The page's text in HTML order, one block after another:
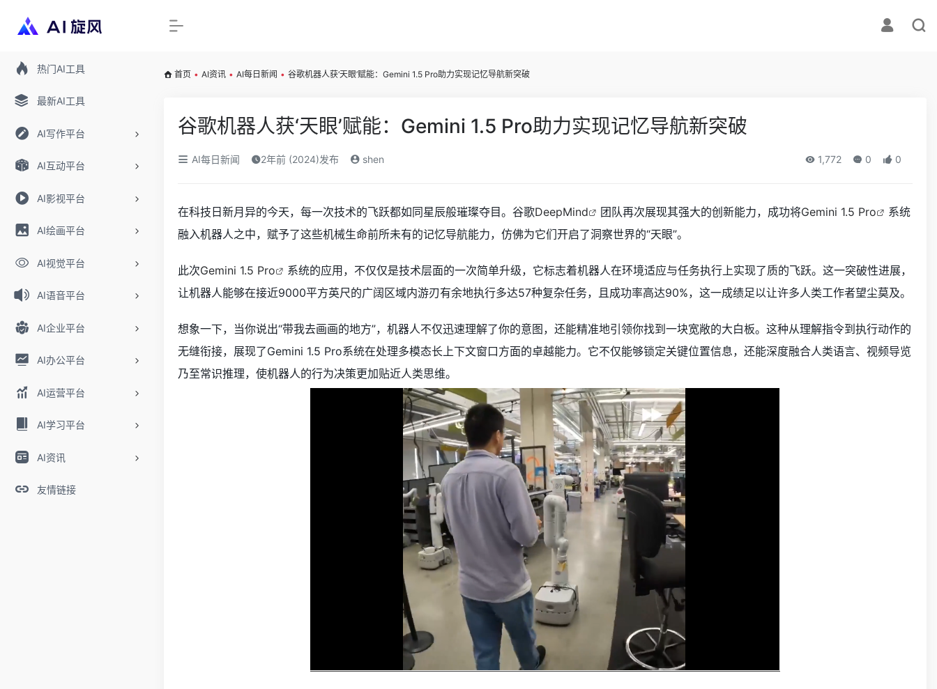
热门AI工具
最新AI工具
AI写作平台
AI互动平台
AI影视平台
AI绘画平台
AI视觉平台
AI语音平台
AI企业平台
AI办公平台
AI运营平台
AI学习平台
AI资讯
友情链接
首页 • AI资讯 • AI每日新闻 • 谷歌机器人获‘天眼’赋能：Gemini 1.5 Pro助力实现记忆导航新突破
谷歌机器人获‘天眼’赋能：Gemini 1.5 Pro助力实现记忆导航新突破
AI每日新闻 2年前 (2024)发布 shen 1,772 0 0
在科技日新月异的今天，每一次技术的飞跃都如同星辰般璀璨夺目。谷歌DeepMind 团队再次展现其强大的创新能力，成功将Gemini 1.5 Pro
系统
融入机器人之中，赋予了这些机械生命前所未有的记忆导航能力，仿佛为它们开启了洞察世界的“天眼”。
此次Gemini 1.5 Pro
系统的应用，不仅仅是技术层面的一次简单升级，它标志着机器人在环境适应与任务执行上实现了质的飞跃。这一突破性进展，
让机器人能够在接近9000平方英尺的广阔区域内游刃有余地执行多达57种复杂任务，且成功率高达90%，这一成绩足以让许多人类工作者望尘莫及。
想象一下，当你说出“带我去画画的地方”，机器人不仅迅速理解了你的意图，还能精准地引领你找到一块宽敞的大白板。这种从理解指令到执行动作的
无缝衔接，展现了Gemini 1.5 Pro系统在处理多模态长上下文窗口方面的卓越能力。它不仅能够锁定关键位置信息，还能深度融合人类语言、视频导览
乃至常识推理，使机器人的行为决策更加贴近人类思维。